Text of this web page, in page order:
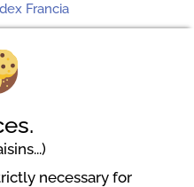
Francia
de Ponientenecessary for